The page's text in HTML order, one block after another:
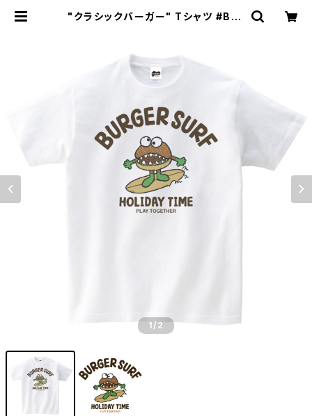
"クラシックバーガー" Tシャツ #BS1
1/2